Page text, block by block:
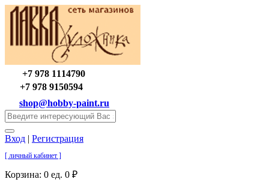
+7 978 1114790
+7 978 9150594
shop@hobby-paint.ru
Вход | Регистрация
[ личный кабинет ]
Корзина: 0 ед. 0 ₽